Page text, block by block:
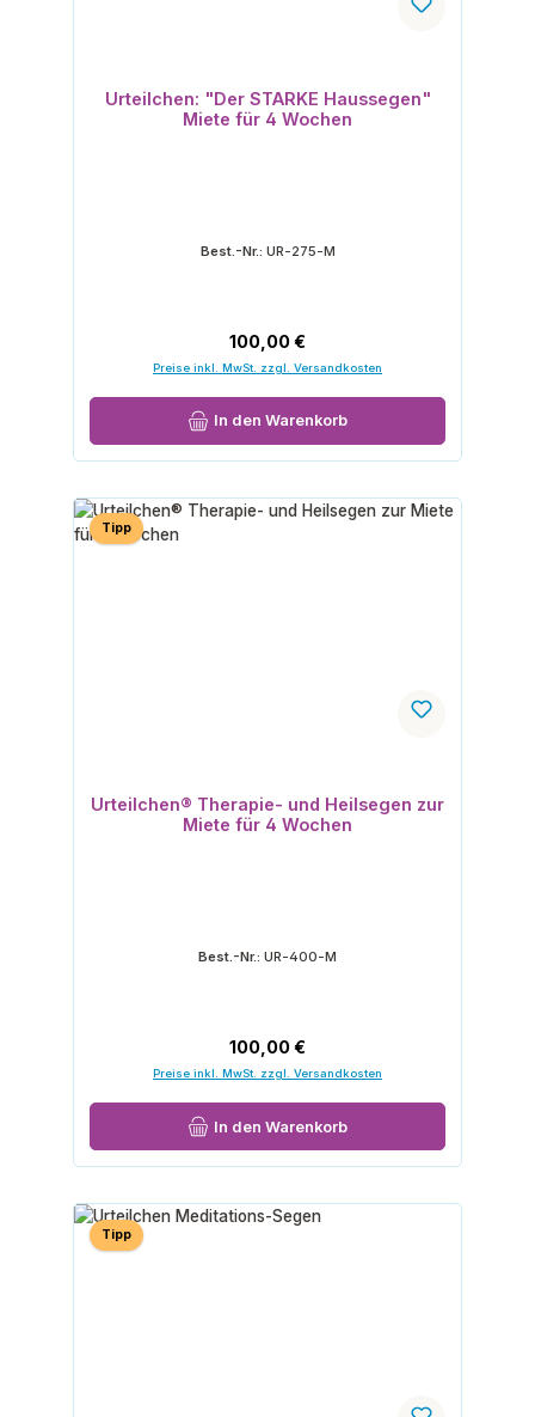
Urteilchen: "Der STARKE Haussegen"
Miete für 4 Wochen
Best.-Nr.: UR-275-M
Regulärer Preis:
100,00 €
Preise inkl. MwSt. zzgl. Versandkosten
In den Warenkorb
Tipp
Urteilchen® Therapie- und Heilsegen zur
Miete für 4 Wochen
Best.-Nr.: UR-400-M
Regulärer Preis:
100,00 €
Preise inkl. MwSt. zzgl. Versandkosten
In den Warenkorb
Tipp